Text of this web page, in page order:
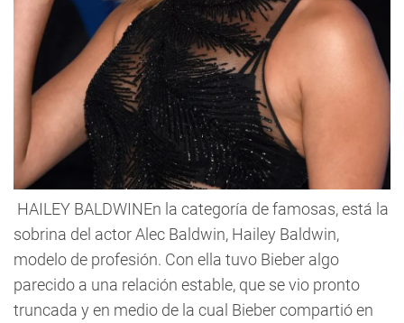
HAILEY BALDWINEn la categoría de famosas, está la
sobrina del actor Alec Baldwin, Hailey Baldwin,
modelo de profesión. Con ella tuvo Bieber algo
parecido a una relación estable, que se vio pronto
truncada y en medio de la cual Bieber compartió en